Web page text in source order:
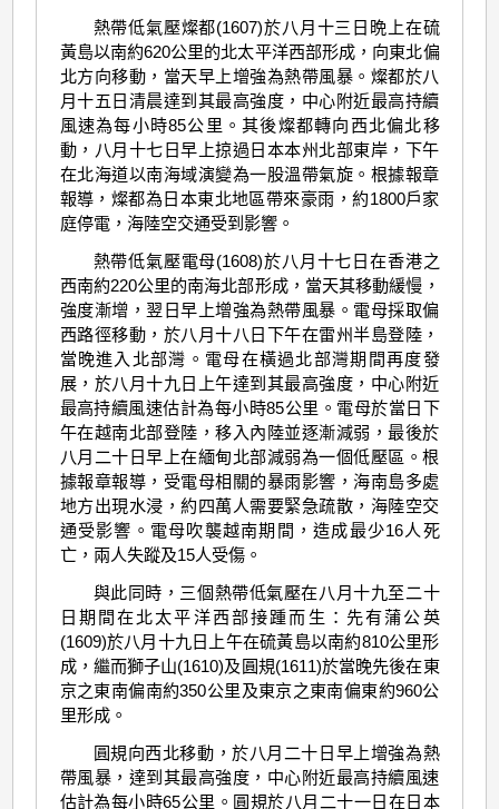
熱帶低氣壓燦都(1607)於八月十三日晩上在硫
黃島以南約620公里的北太平洋西部形成，向東北偏
北方向移動，當天早上增強為熱帶風暴。燦都於八
月十五日清晨達到其最高強度，中心附近最高持續
風速為每小時85公里。其後燦都轉向西北偏北移
動，八月十七日早上掠過日本本州北部東岸，下午
在北海道以南海域演變為一股溫帶氣旋。根據報章
報導，燦都為日本東北地區帶來豪雨，約1800戶家
庭停電，海陸空交通受到影響。
熱帶低氣壓電母(1608)於八月十七日在香港之
西南約220公里的南海北部形成，當天其移動緩慢，
強度漸增，翌日早上增強為熱帶風暴。電母採取偏
西路徑移動，於八月十八日下午在雷州半島登陸，
當晚進入北部灣。電母在橫過北部灣期間再度發
展，於八月十九日上午達到其最高強度，中心附近
最高持續風速估計為每小時85公里。電母於當日下
午在越南北部登陸，移入內陸並逐漸減弱，最後於
八月二十日早上在緬甸北部減弱為一個低壓區。根
據報章報導，受電母相關的暴雨影響，海南島多處
地方出現水浸，約四萬人需要緊急疏散，海陸空交
通受影響。電母吹襲越南期間，造成最少16人死
亡，兩人失蹤及15人受傷。
與此同時，三個熱帶低氣壓在八月十九至二十
日期間在北太平洋西部接踵而生：先有蒲公英
(1609)於八月十九日上午在硫黃島以南約810公里形
成，繼而獅子山(1610)及圓規(1611)於當晚先後在東
京之東南偏南約350公里及東京之東南偏東約960公
里形成。
圓規向西北移動，於八月二十日早上增強為熱
帶風暴，達到其最高強度，中心附近最高持續風速
估計為每小時65公里。圓規於八月二十一日在日本